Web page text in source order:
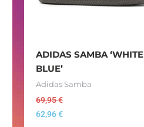
ADIDAS SAMBA ‘WHITE
BLUE’
Adidas Samba
69,95€
62,96€